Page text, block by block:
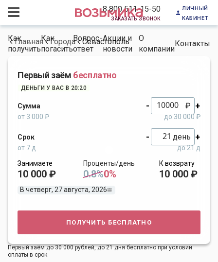
8 800 511-15-50
заказать звонок
личный
кабинет
Как
получить
Как
погасить
Вопрос-
ответ
Акции и
новости
О
компании
Контакты
Главная Города Севастополь
Первый заём бесплатно
ДЕНЬГИ У ВАС В 20:20
Сумма - ₽ +
от 3 000 ₽ до 30 000 ₽
Срок - день +
от 7 д
до 21 д
Занимаете
10 000 ₽
Проценты/день
0.8%0%
К возврату
10 000 ₽
В четверг, 27 августа, 2026
получить бесплатно
Первый заём до 30 000 рублей, до 21 дня бесплатно при условии
оплаты в срок